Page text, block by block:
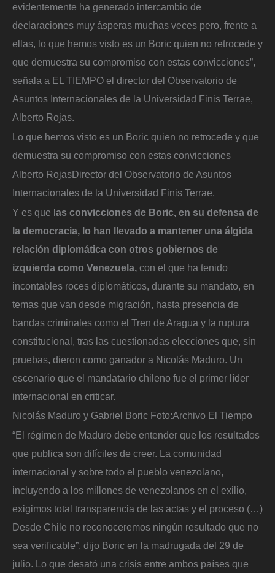
evidentemente ha generado intercambio de
declaraciones muy ásperas muchas veces pero, frente a
ellas, lo que hemos visto es un Boric quien no retrocede y
que demuestra su compromiso con estas convicciones”,
señala a EL TIEMPO el director del Observatorio de
Asuntos Internacionales de la Universidad Finis Terrae,
Alberto Rojas.
Lo que hemos visto es un Boric quien no retrocede y que
demuestra su compromiso con estas convicciones
Alberto RojasDirector del Observatorio de Asuntos
Internacionales de la Universidad Finis Terrae.
Y es que las convicciones de Boric, en su defensa de
la democracia, lo han llevado a mantener una álgida
relación diplomática con otros gobiernos de
izquierda como Venezuela, con el que ha tenido
incontables roces diplomáticos, durante su mandato, en
temas que van desde migración, hasta presencia de
bandas criminales como el Tren de Aragua y la ruptura
constitucional, tras las cuestionadas elecciones que, sin
pruebas, dieron como ganador a Nicolás Maduro. Un
escenario que el mandatario chileno fue el primer líder
internacional en criticar.
Nicolás Maduro y Gabriel Boric Foto:Archivo El Tiempo
“El régimen de Maduro debe entender que los resultados
que publica son difíciles de creer. La comunidad
internacional y sobre todo el pueblo venezolano,
incluyendo a los millones de venezolanos en el exilio,
exigimos total transparencia de las actas y el proceso (…)
Desde Chile no reconoceremos ningún resultado que no
sea verificable”, dijo Boric en la madrugada del 29 de
julio. Lo que desató una crisis entre ambos países que